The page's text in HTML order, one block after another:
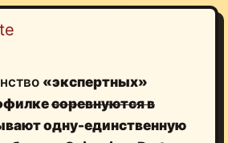
«экспертных»
соревнуются в
одну-единственную